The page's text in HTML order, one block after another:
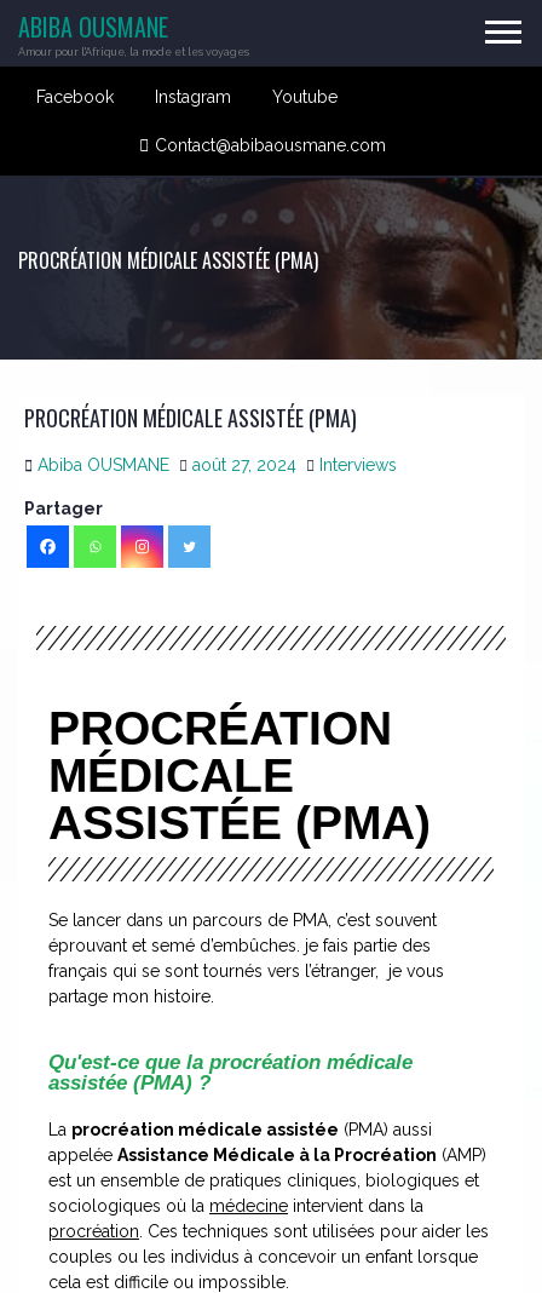
Facebook Instagram Youtube
Contact@abibaousmane.com
ABIBA OUSMANE
Amour pour l'Afrique, la mode et les voyages
PROCRÉATION MÉDICALE ASSISTÉE (PMA)
PROCRÉATION MÉDICALE ASSISTÉE (PMA)
Abiba OUSMANE août 27, 2024 Interviews
Partager
PROCRÉATION
MÉDICALE
ASSISTÉE (PMA)
Se lancer dans un parcours de PMA, c’est souvent
éprouvant et semé d’embûches. je fais partie des
français qui se sont tournés vers l’étranger, je vous
partage mon histoire.
Qu'est-ce que la procréation médicale
assistée (PMA) ?
La procréation médicale assistée (PMA) aussi
appelée Assistance Médicale à la Procréation (AMP)
est un ensemble de pratiques cliniques, biologiques et
sociologiques où la médecine intervient dans la
procréation . Ces techniques sont utilisées pour aider les
couples ou les individus à concevoir un enfant lorsque
cela est difficile ou impossible.